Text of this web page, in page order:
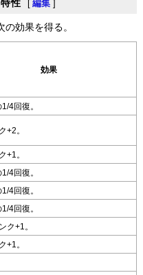
性 [ 編集 ]
効果を得る。
効果
4回復。
+2。
+1。
4回復。
4回復。
4回復。
ク+1。
+1。